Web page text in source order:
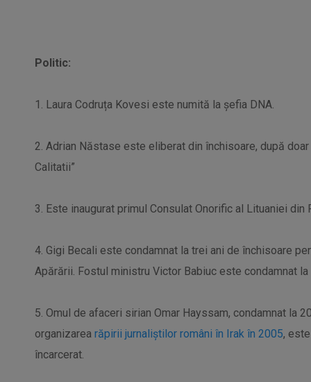
Politic:
1. Laura Codruța Kovesi este numită la șefia DNA.
2. Adrian Năstase este eliberat din închisoare, după
Calitatii”
3. Este inaugurat primul Consulat Onorific al Lituaniei din
4. Gigi Becali este condamnat la trei ani de închisoare
Apărării. Fostul ministru Victor Babiuc este condamnat
5. Omul de afaceri sirian Omar Hayssam, condamnat la
organizarea răpirii jurnaliștilor români în Irak în 2005,
încarcerat.